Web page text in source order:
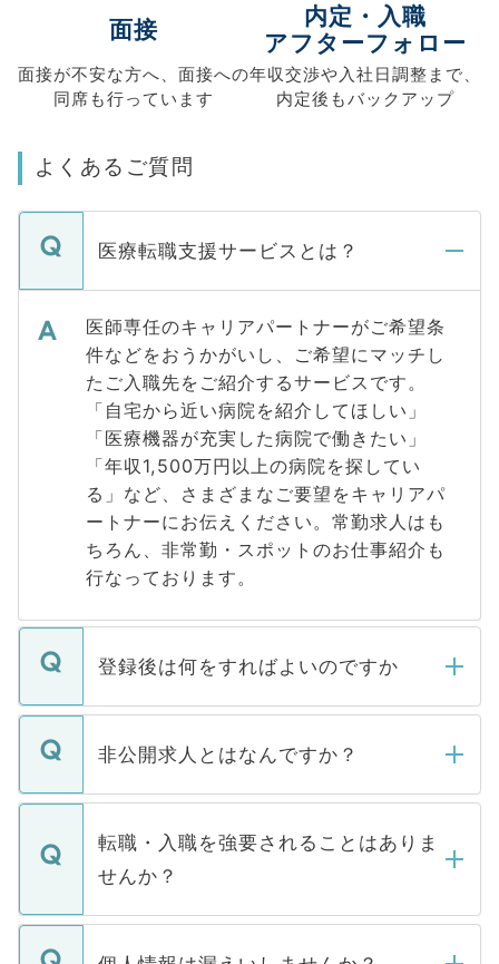
面接
面接が不安な方へ、 面接への
同席も行っています
内定・入職
アフターフォロー
年収交渉や入社日調整まで、
内定後もバックアップ
よくあるご質問
医療転職支援サービスとは？
医師専任のキャリアパートナーがご希望条
件などをおうかがいし、ご希望にマッチし
たご入職先をご紹介するサービスです。
「自宅から近い病院を紹介してほしい」
「医療機器が充実した病院で働きたい」
「年収1,500万円以上の病院を探してい
る」など、さまざまなご要望をキャリアパ
ートナーにお伝えください。常勤求人はも
ちろん、非常勤・スポットのお仕事紹介も
行なっております。
登録後は何をすればよいのですか
ご登録いただきましたら、弊社担当者がご
登録内容を確認し、その後メールもしくは
ます。通常、5営業日以内にはご連絡をせて
いただきますので、しばらくお待ちくださ
非公開求人とはなんですか？
マイナビDOCTORで取り扱っている求人の
うち約3割は、Webサイトからご覧いただ
けない「非公開求人」です。非公開求人は
下記の理由によって、一般には公開してい
ません。
転職・入職を強要されることはありま
せんか？
転職・入職を強要することは一切ありませ
ん。また、仮に応募先から内定をいただい